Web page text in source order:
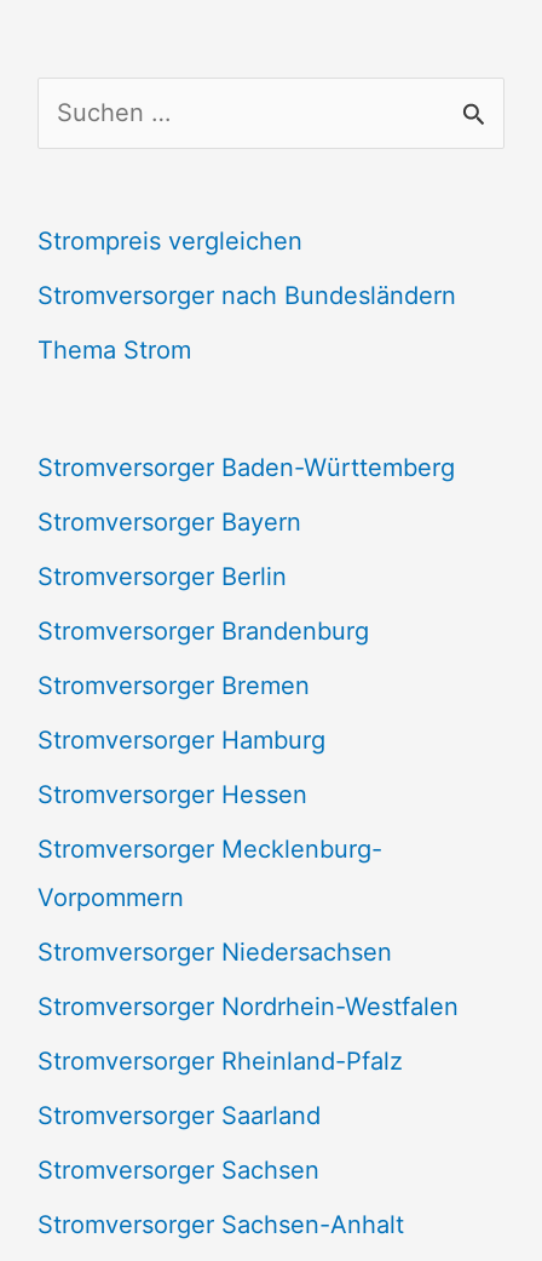
u
h
e
n
h
:
Strompreis vergleichen
Stromversorger nach Bundesländern
Thema Strom
Stromversorger Baden-Württemberg
Stromversorger Bayern
Stromversorger Berlin
Stromversorger Brandenburg
Stromversorger Bremen
Stromversorger Hamburg
Stromversorger Hessen
Stromversorger Mecklenburg-
Vorpommern
Stromversorger Niedersachsen
Stromversorger Nordrhein-Westfalen
Stromversorger Rheinland-Pfalz
Stromversorger Saarland
Stromversorger Sachsen
Stromversorger Sachsen-Anhalt